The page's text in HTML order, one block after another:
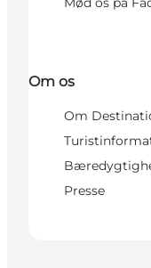
Om os
Om
Presse